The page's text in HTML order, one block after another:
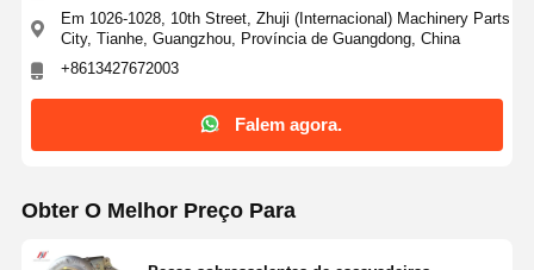
Em 1026-1028, 10th Street, Zhuji (Internacional) Machinery Parts
City, Tianhe, Guangzhou, Província de Guangdong, China
+8613427672003
Falem agora.
Obter O Melhor Preço Para